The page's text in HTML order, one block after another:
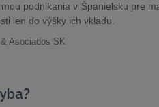
podnikania v Španielsku pre
len do výšky ich vkladu.
Asociados SK